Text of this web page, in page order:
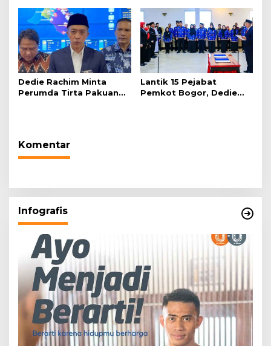
Abad Kedua NU”
Dedie Rachim Minta
Perumda Tirta Pakuan
Lantik 15 Pejabat
Pemkot Bogor, Dedie
Komentar
Infografis